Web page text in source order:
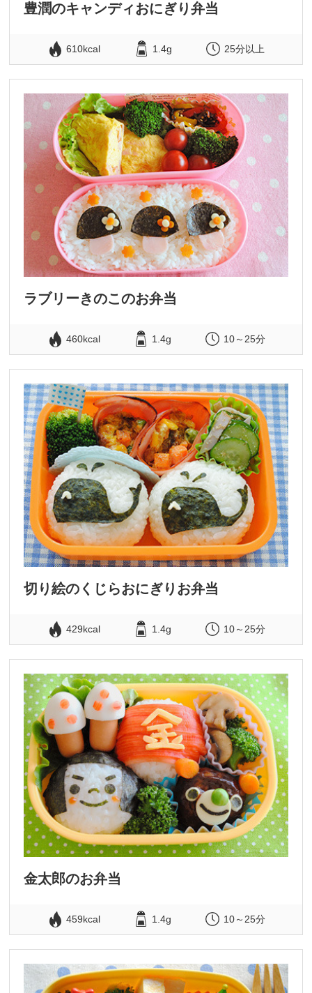
豊潤のキャンディおにぎり弁当
610kcal 1.4g 25分以上
ラブリーきのこのお弁当
460kcal 1.4g 10～25分
切り絵のくじらおにぎりお弁当
429kcal 1.4g 10～25分
金太郎のお弁当
459kcal 1.4g 10～25分